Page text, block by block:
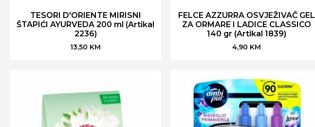
TESORI D'ORIENTE MIRISNI
ŠTAPIĆI AYURVEDA 200 ml (Artikal
2236)
13,50 KM
FELCE AZZURRA OSVJEŽIVAČ GEL
ZA ORMARE I LADICE CLASSICO
140 gr (Artikal 1839)
4,90 KM